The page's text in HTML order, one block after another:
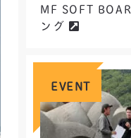
MF SOFT
ング
EVENT